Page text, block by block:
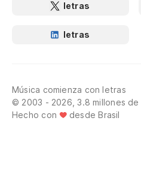
letras
letras
Música comienza con letras
© 2003 - 2026, 3.8 millones de
Hecho con
desde Brasil